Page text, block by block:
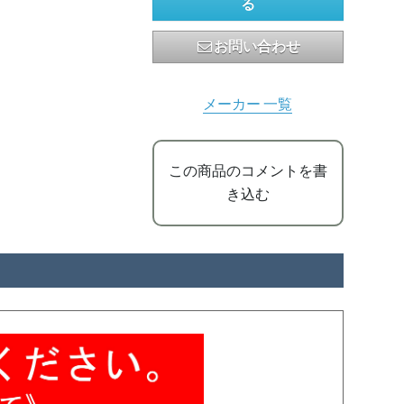
る
お問い合わせ
メーカー 一覧
この商品のコメントを書
き込む